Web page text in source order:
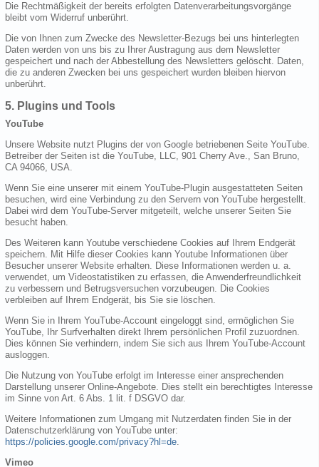
Die Rechtmäßigkeit der bereits erfolgten Datenverarbeitungsvorgänge
bleibt vom Widerruf unberührt.
Die von Ihnen zum Zwecke des Newsletter-Bezugs bei uns hinterlegten
Daten werden von uns bis zu Ihrer Austragung aus dem Newsletter
gespeichert und nach der Abbestellung des Newsletters gelöscht. Daten,
die zu anderen Zwecken bei uns gespeichert wurden bleiben hiervon
unberührt.
5. Plugins und Tools
YouTube
Unsere Website nutzt Plugins der von Google betriebenen Seite YouTube.
Betreiber der Seiten ist die YouTube, LLC, 901 Cherry Ave., San Bruno,
CA 94066, USA.
Wenn Sie eine unserer mit einem YouTube-Plugin ausgestatteten Seiten
besuchen, wird eine Verbindung zu den Servern von YouTube hergestellt.
Dabei wird dem YouTube-Server mitgeteilt, welche unserer Seiten Sie
besucht haben.
Des Weiteren kann Youtube verschiedene Cookies auf Ihrem Endgerät
speichern. Mit Hilfe dieser Cookies kann Youtube Informationen über
Besucher unserer Website erhalten. Diese Informationen werden u. a.
verwendet, um Videostatistiken zu erfassen, die Anwenderfreundlichkeit
zu verbessern und Betrugsversuchen vorzubeugen. Die Cookies
verbleiben auf Ihrem Endgerät, bis Sie sie löschen.
Wenn Sie in Ihrem YouTube-Account eingeloggt sind, ermöglichen Sie
YouTube, Ihr Surfverhalten direkt Ihrem persönlichen Profil zuzuordnen.
Dies können Sie verhindern, indem Sie sich aus Ihrem YouTube-Account
ausloggen.
Die Nutzung von YouTube erfolgt im Interesse einer ansprechenden
Darstellung unserer Online-Angebote. Dies stellt ein berechtigtes Interesse
im Sinne von Art. 6 Abs. 1 lit. f DSGVO dar.
Weitere Informationen zum Umgang mit Nutzerdaten finden Sie in der
Datenschutzerklärung von YouTube unter:
https://policies.google.com/privacy?hl=de
Vimeo